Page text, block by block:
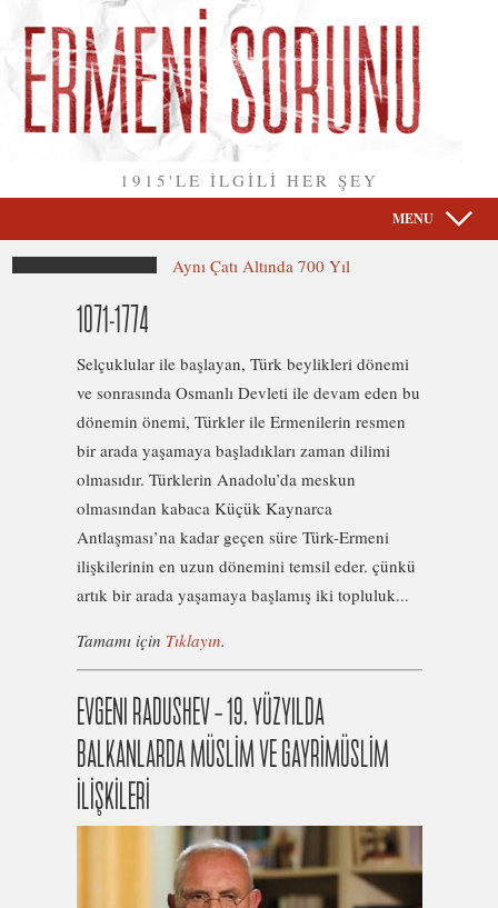
1915'LE İLGİLİ HER ŞEY
MENU
Aynı Çatı Altında 700 Yıl
1071-1774
Selçuklular ile başlayan, Türk beylikleri dönemi
ve sonrasında Osmanlı Devleti ile devam eden bu
dönemin önemi, Türkler ile Ermenilerin resmen
bir arada yaşamaya başladıkları zaman dilimi
olmasıdır. Türklerin Anadolu’da meskun
olmasından kabaca Küçük Kaynarca
Antlaşması’na kadar geçen süre Türk-Ermeni
ilişkilerinin en uzun dönemini temsil eder. çünkü
artık bir arada yaşamaya başlamış iki topluluk...
Tamamı için Tıklayın.
EVGENI RADUSHEV – 19. YÜZYILDA
BALKANLARDA MÜSLİM VE GAYRİMÜSLİM
İLİŞKİLERİ